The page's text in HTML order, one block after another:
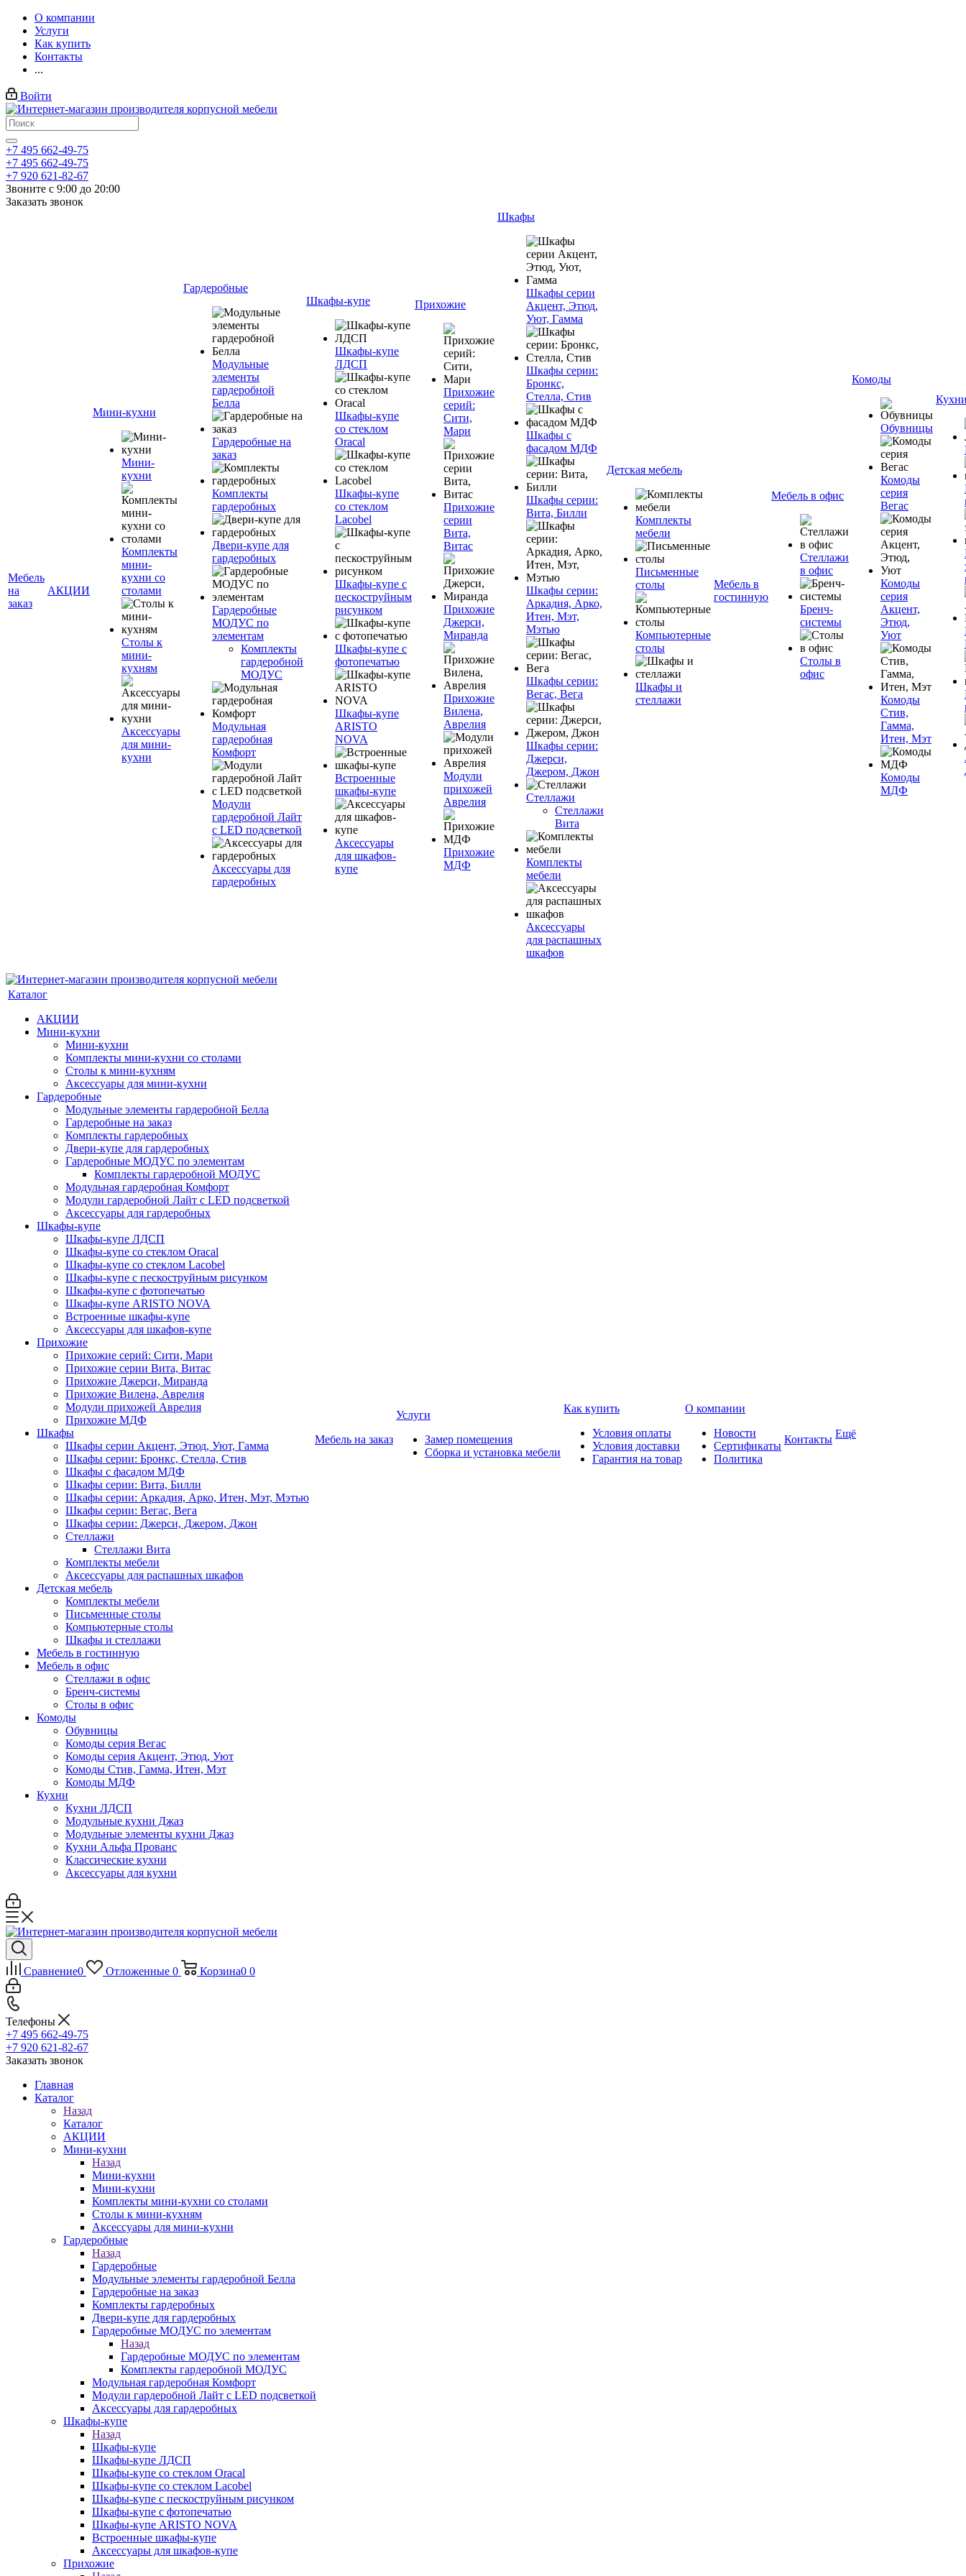
О компании
Услуги
Как купить
Контакты
...
Войти
+7 495 662-49-75
+7 495 662-49-75
+7 920 621-82-67
Звоните с 9:00 до 20:00
Заказать звонок
Мебель
на
заказ
АКЦИИ
Мини-кухни
Мини-
кухни
Комплекты
мини-
кухни со
столами
Столы к
мини-
кухням
Аксессуары
для мини-
кухни
Гардеробные
Модульные
элементы
гардеробной
Белла
Гардеробные на
заказ
Комплекты
гардеробных
Двери-купе для
гардеробных
Гардеробные
МОДУС по
элементам
Комплекты
гардеробной
МОДУС
Модульная
гардеробная
Комфорт
Модули
гардеробной Лайт
с LED подсветкой
Аксессуары для
гардеробных
Шкафы-купе
Шкафы-купе
ЛДСП
Шкафы-купе
со стеклом
Oracal
Шкафы-купе
со стеклом
Lacobel
Шкафы-купе с
пескоструйным
рисунком
Шкафы-купе с
фотопечатью
Шкафы-купе
ARISTO
NOVA
Встроенные
шкафы-купе
Аксессуары
для шкафов-
купе
Прихожие
Прихожие
серий:
Сити,
Мари
Прихожие
серии
Вита,
Витас
Прихожие
Джерси,
Миранда
Прихожие
Вилена,
Аврелия
Модули
прихожей
Аврелия
Прихожие
МДФ
Шкафы
Шкафы серии
Акцент, Этюд,
Уют, Гамма
Шкафы серии:
Бронкс,
Стелла, Стив
Шкафы с
фасадом МДФ
Шкафы серии:
Вита, Билли
Шкафы серии:
Аркадия, Арко,
Итен, Мэт,
Мэтью
Шкафы серии:
Вегас, Вега
Шкафы серии:
Джерси,
Джером, Джон
Стеллажи
Стеллажи
Вита
Комплекты
мебели
Аксессуары
для распашных
шкафов
Детская мебель
Комплекты
мебели
Письменные
столы
Компьютерные
столы
Шкафы и
стеллажи
Мебель в
гостинную
Мебель в офис
Стеллажи
в офис
Бренч-
системы
Столы в
офис
Комоды
Обувницы
Комоды
серия
Вегас
Комоды
серия
Акцент,
Этюд,
Уют
Комоды
Стив,
Гамма,
Итен, Мэт
Комоды
МДФ
Каталог
АКЦИИ
Мини-кухни
Мини-кухни
Комплекты мини-кухни со столами
Столы к мини-кухням
Аксессуары для мини-кухни
Гардеробные
Модульные элементы гардеробной Белла
Гардеробные на заказ
Комплекты гардеробных
Двери-купе для гардеробных
Гардеробные МОДУС по элементам
Комплекты гардеробной МОДУС
Модульная гардеробная Комфорт
Модули гардеробной Лайт с LED подсветкой
Аксессуары для гардеробных
Шкафы-купе
Шкафы-купе ЛДСП
Шкафы-купе со стеклом Oracal
Шкафы-купе со стеклом Lacobel
Шкафы-купе с пескоструйным рисунком
Шкафы-купе с фотопечатью
Шкафы-купе ARISTO NOVA
Встроенные шкафы-купе
Аксессуары для шкафов-купе
Прихожие
Прихожие серий: Сити, Мари
Прихожие серии Вита, Витас
Прихожие Джерси, Миранда
Прихожие Вилена, Аврелия
Модули прихожей Аврелия
Прихожие МДФ
Шкафы
Шкафы серии Акцент, Этюд, Уют, Гамма
Шкафы серии: Бронкс, Стелла, Стив
Шкафы с фасадом МДФ
Шкафы серии: Вита, Билли
Шкафы серии: Аркадия, Арко, Итен, Мэт, Мэтью
Шкафы серии: Вегас, Вега
Шкафы серии: Джерси, Джером, Джон
Стеллажи
Стеллажи Вита
Комплекты мебели
Аксессуары для распашных шкафов
Детская мебель
Комплекты мебели
Письменные столы
Компьютерные столы
Шкафы и стеллажи
Мебель в гостинную
Мебель в офис
Стеллажи в офис
Бренч-системы
Столы в офис
Комоды
Обувницы
Комоды серия Вегас
Комоды серия Акцент, Этюд, Уют
Комоды Стив, Гамма, Итен, Мэт
Комоды МДФ
Кухни
Кухни ЛДСП
Модульные кухни Джаз
Модульные элементы кухни Джаз
Кухни Альфа Прованс
Классические кухни
Аксессуары для кухни
Мебель на заказ
Услуги
Замер помещения
Сборка и установка мебели
Как купить
Условия оплаты
Условия доставки
Гарантия на товар
О компании
Новости
Сертификаты
Политика
Контакты Ещё
Сравнение0 Отложенные 0 Корзина0 0
Телефоны
+7 495 662-49-75
+7 920 621-82-67
Заказать звонок
Главная
Каталог
Назад
Каталог
АКЦИИ
Мини-кухни
Назад
Мини-кухни
Мини-кухни
Комплекты мини-кухни со столами
Столы к мини-кухням
Аксессуары для мини-кухни
Гардеробные
Назад
Гардеробные
Модульные элементы гардеробной Белла
Гардеробные на заказ
Комплекты гардеробных
Двери-купе для гардеробных
Гардеробные МОДУС по элементам
Назад
Гардеробные МОДУС по элементам
Комплекты гардеробной МОДУС
Модульная гардеробная Комфорт
Модули гардеробной Лайт с LED подсветкой
Аксессуары для гардеробных
Шкафы-купе
Назад
Шкафы-купе
Шкафы-купе ЛДСП
Шкафы-купе со стеклом Oracal
Шкафы-купе со стеклом Lacobel
Шкафы-купе с пескоструйным рисунком
Шкафы-купе с фотопечатью
Шкафы-купе ARISTO NOVA
Встроенные шкафы-купе
Аксессуары для шкафов-купе
Прихожие